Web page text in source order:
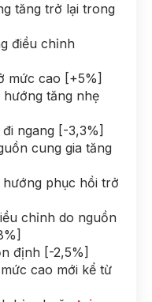
tăng trở lại trong
điều chỉnh
mức cao [+5%]
tăng nhẹ
ngang [-3,3%]
cung gia tăng
phục hồi trở
chỉnh do nguồn
định [-2,5%]
cao mới kể từ